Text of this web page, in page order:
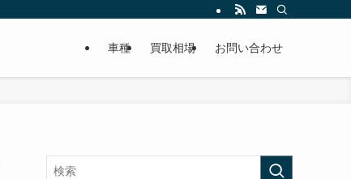
車種 買取相場 お問い合わせ